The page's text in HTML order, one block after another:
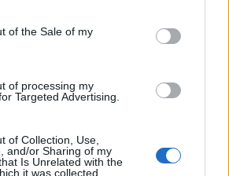
of the Sale of my
of processing my
Targeted Advertising.
of Collection, Use,
and/or Sharing of my
Is Unrelated with the
it was collected.
μέσα από τα μάτια της
και αναμονή στο Τελωνείο
εξόδου από την Ελλάδα